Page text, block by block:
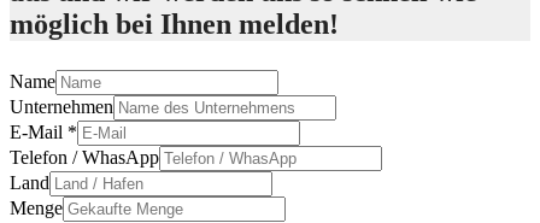
möglich bei Ihnen melden!
Name
Unternehmen
E-Mail *
Telefon / WhasApp
Land
Menge